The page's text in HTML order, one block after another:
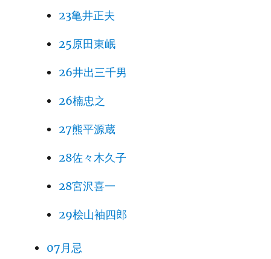
23亀井正夫
25原田東岷
26井出三千男
26楠忠之
27熊平源蔵
28佐々木久子
28宮沢喜一
29桧山袖四郎
07月忌